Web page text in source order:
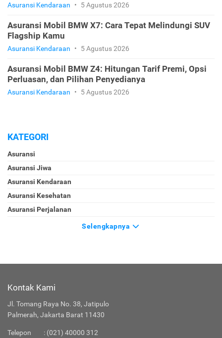
Asuransi Kendaraan • 5 Agustus 2026
Asuransi Mobil BMW X7: Cara Tepat Melindungi SUV
Flagship Kamu
Asuransi Kendaraan • 5 Agustus 2026
Asuransi Mobil BMW Z4: Hitungan Tarif Premi, Opsi
Perluasan, dan Pilihan Penyedianya
Asuransi Kendaraan • 5 Agustus 2026
KATEGORI
Asuransi
Asuransi Jiwa
Asuransi Kendaraan
Asuransi Kesehatan
Asuransi Perjalanan
Selengkapnya
Kontak Kami
Jl. Tomang Raya No. 38, Jatipulo
Palmerah, Jakarta Barat 11430
Telepon : (021) 40000 312